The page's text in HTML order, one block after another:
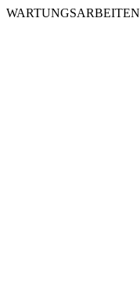
WARTUNGSARBEITEN